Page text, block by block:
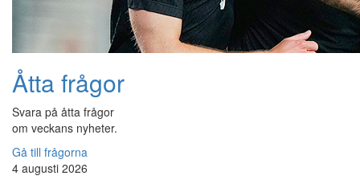
Åtta frågor
Svara på åtta frågor
om veckans nyheter.
Gå till frågorna
4 augusti 2026